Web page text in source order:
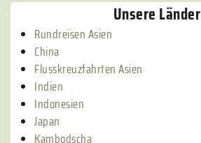
Unsere Länder
Rundreisen Asien
China
Flusskreuzfahrten Asien
Indien
Indonesien
Japan
Kambodscha